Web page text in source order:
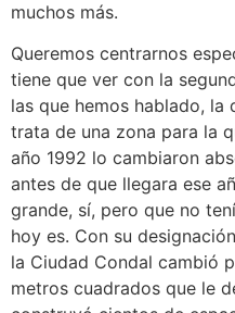
muchos más.
Queremos centrarnos
tiene que ver con la
las que hemos hablado, la
trata de una zona para la
año 1992 lo cambiaron
antes de que llegara ese
grande, sí, pero que no
hoy es. Con su
la Ciudad Condal cambió
metros cuadrados que le